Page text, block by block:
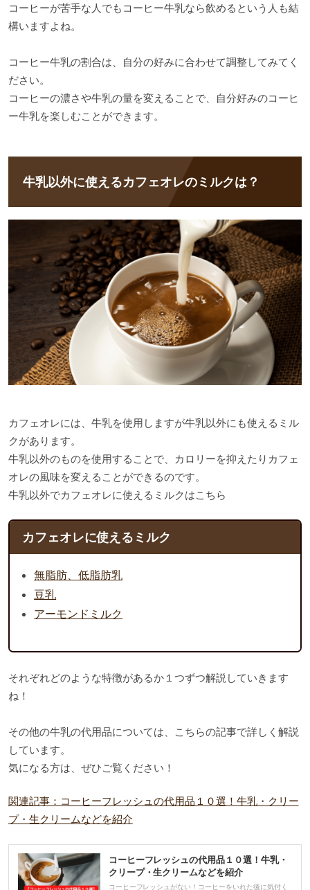
コーヒーが苦手な人でもコーヒー牛乳なら飲めるという人も結
構いますよね。
コーヒー牛乳の割合は、自分の好みに合わせて調整してみてく
ださい。
コーヒーの濃さや牛乳の量を変えることで、自分好みのコーヒ
ー牛乳を楽しむことができます。
牛乳以外に使えるカフェオレのミルクは？
カフェオレには、牛乳を使用しますが牛乳以外にも使えるミル
クがあります。
牛乳以外のものを使用することで、カロリーを抑えたりカフェ
オレの風味を変えることができるのです。
牛乳以外でカフェオレに使えるミルクはこちら
カフェオレに使えるミルク
無脂肪、低脂肪乳
豆乳
アーモンドミルク
それぞれどのような特徴があるか１つずつ解説していきます
ね！
その他の牛乳の代用品については、こちらの記事で詳しく解説
しています。
気になる方は、ぜひご覧ください！
関連記事：コーヒーフレッシュの代用品１０選！牛乳・クリー
プ・生クリームなどを紹介
コーヒーフレッシュの代用品１０選！牛乳・
クリープ・生クリームなどを紹介
コーヒーフレッシュがない！コーヒーをいれた後に気付く